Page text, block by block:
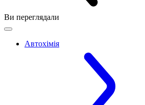
Ви переглядали
Автохімія